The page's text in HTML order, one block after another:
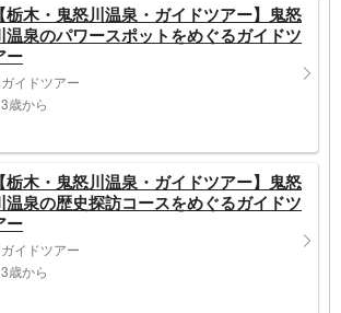
【栃木・鬼怒川温泉・ガイドツアー】鬼怒
温泉のパワースポットをめぐるガイドツ
ー
ガイドツアー
3歳から
【栃木・鬼怒川温泉・ガイドツアー】鬼怒
温泉の歴史探訪コースをめぐるガイドツ
ー
ガイドツアー
3歳から